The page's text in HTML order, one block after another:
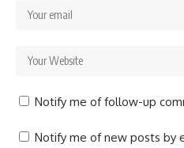
Notify me of follow-up
Notify me of new posts by